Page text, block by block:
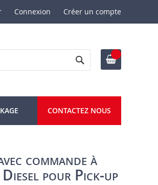
Connexion Créer un compte
Rechercher
CONTACTEZ NOUS
commande à
pour Pick-up